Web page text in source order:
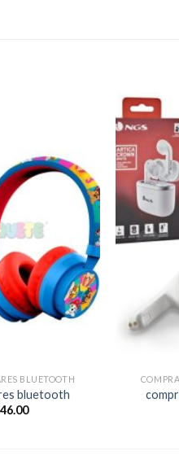
BLUETOOTH
bluetooth
46.00